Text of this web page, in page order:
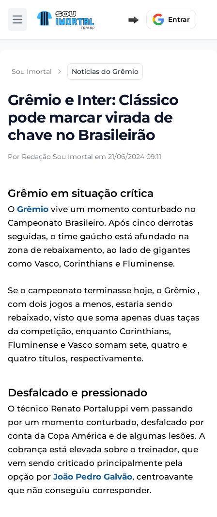
Abrir menu Entrar
Sou Imortal Notícias do Grêmio
Grêmio e Inter: Clássico
pode marcar virada de
chave no Brasileirão
Por Redação Sou Imortal em 21/06/2024 09:11
Grêmio em situação crítica
O Grêmio vive um momento conturbado no
Campeonato Brasileiro. Após cinco derrotas
seguidas, o time gaúcho está afundado na
zona de rebaixamento, ao lado de gigantes
como Vasco, Corinthians e Fluminense.
Se o campeonato terminasse hoje, o Grêmio ,
com dois jogos a menos, estaria sendo
rebaixado, visto que soma apenas duas taças
da competição, enquanto Corinthians,
Fluminense e Vasco somam sete, quatro e
quatro títulos, respectivamente.
Desfalcado e pressionado
O técnico Renato Portaluppi vem passando
por um momento conturbado, desfalcado por
conta da Copa América e de algumas lesões. A
cobrança está elevada sobre o treinador, que
vem sendo criticado principalmente pela
opção por João Pedro Galvão, centroavante
que não conseguiu corresponder.